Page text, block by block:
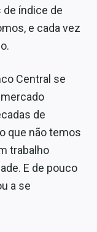
de índice de
e cada vez
Central se
de
que não temos
trabalho
E de pouco
a se